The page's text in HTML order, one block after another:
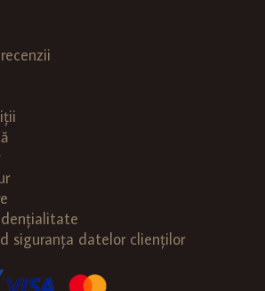
siguranța datelor clienților